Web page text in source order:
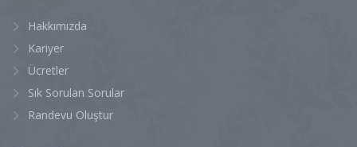
Hakkımızda
Kariyer
Ücretler
Sık Sorulan Sorular
Randevu Oluştur